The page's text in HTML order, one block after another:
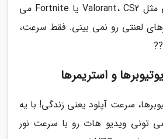
وقتی وارد بازی هایی مثل Valorant، CS2 یا Fortnite می
لعنتی رو نمی بینی. فقط سرعت،
و استریمرها
سرعت آپلود یعنی زندگی! با یه
تونی ویدیو هات رو با سرعت نور